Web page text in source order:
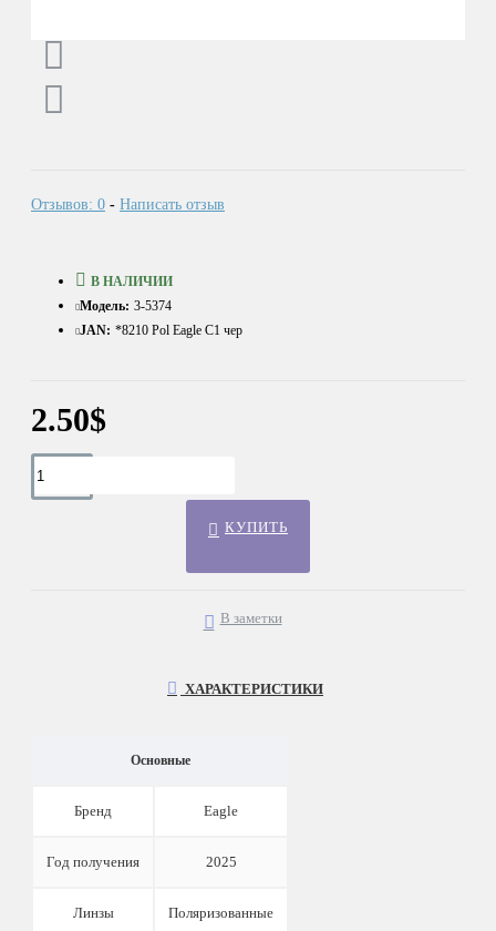
Отзывов: 0 - Написать отзыв
2.50$
В НАЛИЧИИ
Модель: 3-5374
JAN: *8210 Pol Eagle С1 чер
КУПИТЬ
В заметки
ХАРАКТЕРИСТИКИ
Основные
Бренд Eagle
Год получения 2025
Линзы Поляризованные